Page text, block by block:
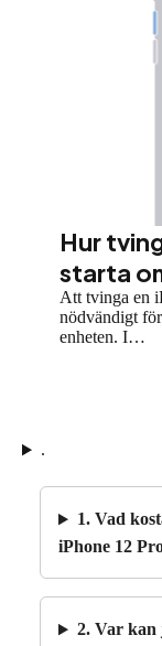
Hur
starta
Att tvinga en
nödvändigt
enheten. I…
.
1. Vad
iPhone 12
2. Var kan